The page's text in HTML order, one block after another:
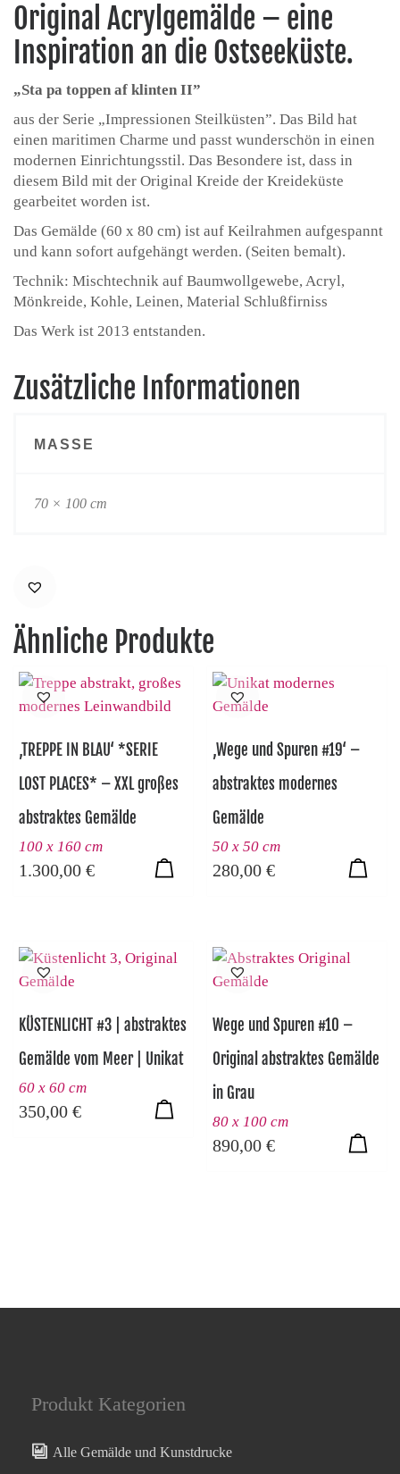
Original Acrylgemälde – eine
Inspiration an die Ostseeküste.
„Sta pa toppen af klinten II”
aus der Serie „Impressionen Steilküsten”. Das Bild hat
einen maritimen Charme und passt wunderschön in einen
modernen Einrichtungsstil. Das Besondere ist, dass in
diesem Bild mit der Original Kreide der Kreideküste
gearbeitet worden ist.
Das Gemälde (60 x 80 cm) ist auf Keilrahmen aufgespannt
und kann sofort aufgehängt werden. (Seiten bemalt).
Technik: Mischtechnik auf Baumwollgewebe, Acryl,
Mönkreide, Kohle, Leinen, Material Schlußfirniss
Das Werk ist 2013 entstanden.
Zusätzliche Informationen
MASSE
70 × 100 cm
Ähnliche Produkte
‚TREPPE IN BLAU‘ *SERIE
LOST PLACES* – XXL großes
abstraktes Gemälde
100 x 160 cm
1.300,00 €
‚Wege und Spuren #19‘ –
abstraktes modernes
Gemälde
50 x 50 cm
280,00€
KÜSTENLICHT #3 | abstraktes
Gemälde vom Meer | Unikat
60 x 60 cm
350,00 €
Wege und Spuren #10 –
Original abstraktes Gemälde
in Grau
80 x 100 cm
890,00€
Produkt Kategorien
Alle Gemälde und Kunstdrucke